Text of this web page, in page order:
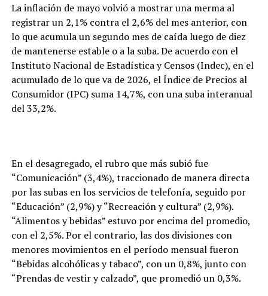
La inflación de mayo volvió a mostrar una merma al
registrar un 2,1% contra el 2,6% del mes anterior, con
lo que acumula un segundo mes de caída luego de diez
de mantenerse estable o a la suba. De acuerdo con el
Instituto Nacional de Estadística y Censos (Indec), en el
acumulado de lo que va de 2026, el Índice de Precios al
Consumidor (IPC) suma 14,7%, con una suba interanual
del 33,2%.
En el desagregado, el rubro que más subió fue
“Comunicación” (3,4%), traccionado de manera directa
por las subas en los servicios de telefonía, seguido por
“Educación” (2,9%) y “Recreación y cultura” (2,9%).
“Alimentos y bebidas” estuvo por encima del promedio,
con el 2,5%. Por el contrario, las dos divisiones con
menores movimientos en el período mensual fueron
“Bebidas alcohólicas y tabaco”, con un 0,8%, junto con
“Prendas de vestir y calzado”, que promedió un 0,3%.